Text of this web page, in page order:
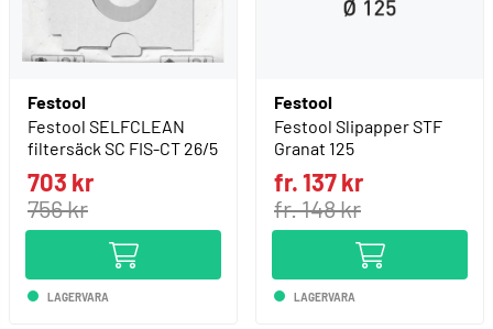
Festool
Festool SELFCLEAN
filtersäck SC FIS-CT 26/5
703 kr
756 kr
LAGERVARA
Festool
Festool Slipapper STF
Granat 125
fr. 137 kr
fr. 148 kr
LAGERVARA